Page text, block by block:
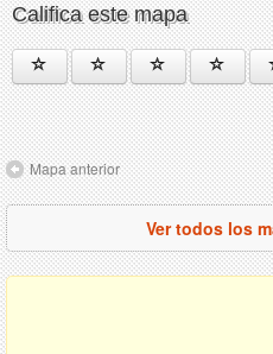
Califica este mapa
Mapa anterior
Ver todos los